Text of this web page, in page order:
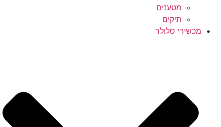
מטענים
תיקים
מכשירי סלולר